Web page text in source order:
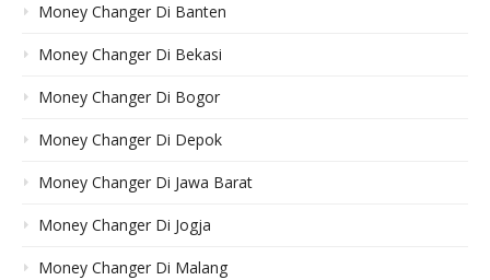
Money Changer Di Banten
Money Changer Di Bekasi
Money Changer Di Bogor
Money Changer Di Depok
Money Changer Di Jawa Barat
Money Changer Di Jogja
Money Changer Di Malang